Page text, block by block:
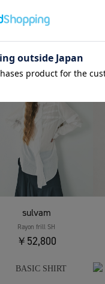
Midorikawa
￥44,000
sulvam
Rayon frill SH
￥52,800